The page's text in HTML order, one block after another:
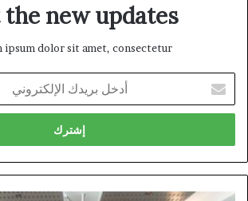
new updates!
ipsum dolor sit amet, consectetur.
بريدك
الإلكتروني